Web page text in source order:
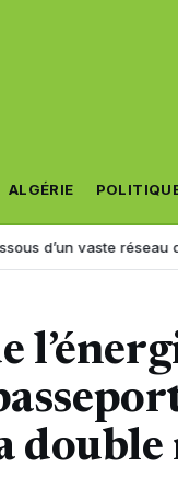
ALGÉRIE
vaste réseau de